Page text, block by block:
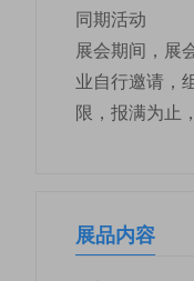
同期活动
展会期间，展
业自行邀请，
限，报满为止
展品内容